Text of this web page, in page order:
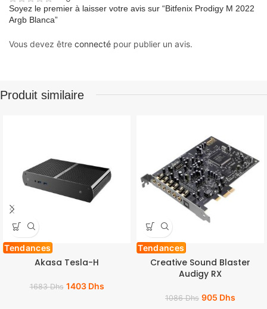
Soyez le premier à laisser votre avis sur “Bitfenix Prodigy M 2022
Argb Blanca”
Vous devez être connecté pour publier un avis.
Produit similaire
Tendances
Akasa Tesla-H
1683Dhs 1403 Dhs
Tendances
Creative Sound Blaster
Audigy RX
1086Dhs 905 Dhs